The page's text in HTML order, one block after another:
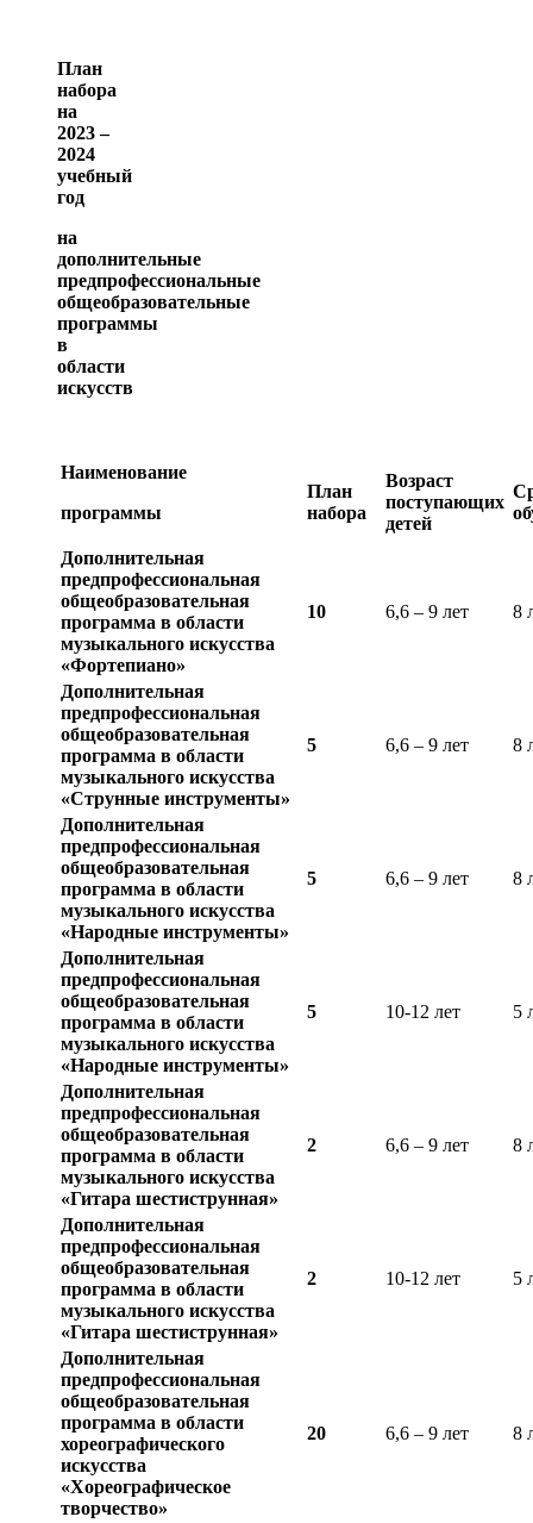
План
набора
на
2023 –
2024
учебный
год
на
дополнительные
предпрофессиональные
общеобразовательные
программы
в
области
искусств
Наименование
программы
План
набора
Возраст
поступающих
детей
Дополнительная
предпрофессиональная
общеобразовательная
программа в области
музыкального искусства
«Фортепиано»
10 6,6 – 9 лет 8
Дополнительная
предпрофессиональная
общеобразовательная
программа в области
музыкального искусства
«Струнные инструменты»
5 6,6 – 9 лет 8
Дополнительная
предпрофессиональная
общеобразовательная
программа в области
музыкального искусства
«Народные инструменты»
5 6,6 – 9 лет 8
Дополнительная
предпрофессиональная
общеобразовательная
программа в области
музыкального искусства
«Народные инструменты»
5 10-12 лет 5
Дополнительная
предпрофессиональная
общеобразовательная
программа в области
музыкального искусства
«Гитара шестиструнная»
2 6,6 – 9 лет 8
Дополнительная
предпрофессиональная
общеобразовательная
программа в области
музыкального искусства
«Гитара шестиструнная»
2 10-12 лет 5
Дополнительная
предпрофессиональная
общеобразовательная
программа в области
хореографического
искусства
«Хореографическое
творчество»
20 6,6 – 9 лет 8